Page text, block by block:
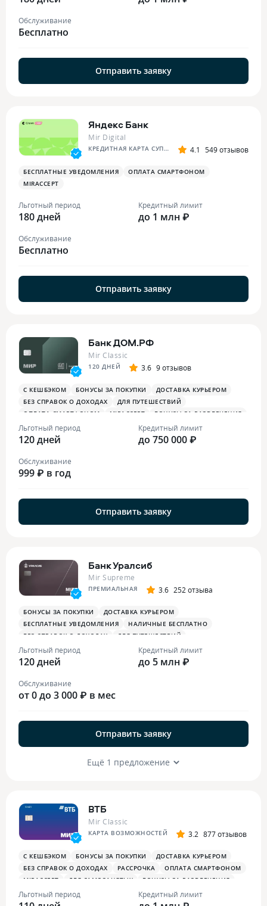
Обслуживание
Бесплатно
Отправить заявку
Яндекс Банк
Mir Digital
КРЕДИТНАЯ КАРТА СУПЕР СПЛИТА 4.1 549 отзывов
БЕСПЛАТНЫЕ УВЕДОМЛЕНИЯ
ОПЛАТА СМАРТФОНОМ
MIRACCEPT
Льготный период
180 дней
Кредитный лимит
до 1 млн ₽
Обслуживание
Бесплатно
Отправить заявку
Банк ДОМ.РФ
Mir Classic
120 ДНЕЙ 3.6 9 отзывов
С КЕШБЭКОМ БОНУСЫ ЗА ПОКУПКИ
ДОСТАВКА КУРЬЕРОМ
БЕЗ СПРАВОК О ДОХОДАХ
ДЛЯ ПУТЕШЕСТВИЙ
ОПЛАТА СМАРТФОНОМ
MIRACCEPT
БОНУСЫ ЗА РАЗВЛЕЧЕНИЯ
БОНУСЫ В РЕСТОРАНАХ
Льготный период
120 дней
Кредитный лимит
до 750 000 ₽
Обслуживание
999 ₽ в год
Отправить заявку
Банк Уралсиб
Mir Supreme
ПРЕМИАЛЬНАЯ 3.6 252 отзыва
БОНУСЫ ЗА ПОКУПКИ
ДОСТАВКА КУРЬЕРОМ
БЕСПЛАТНЫЕ УВЕДОМЛЕНИЯ
НАЛИЧНЫЕ БЕСПЛАТНО
БЕЗ СПРАВОК О ДОХОДАХ
ДЛЯ ПУТЕШЕСТВИЙ
ОПЛАТА СМАРТФОНОМ
MIRACCEPT
БИЗНЕС-ЗАЛЫ
БЕСПЛАТНАЯ ТУРИСТИЧЕСКАЯ СТРАХОВКА
Льготный период
120 дней
Кредитный лимит
до 5 млн ₽
Обслуживание
от 0 до 3 000 ₽ в мес
Отправить заявку
Ещё 1 предложение
ВТБ
Mir Classic
КАРТА ВОЗМОЖНОСТЕЙ 3.2 877 отзывов
С КЕШБЭКОМ БОНУСЫ ЗА ПОКУПКИ
ДОСТАВКА КУРЬЕРОМ
БЕЗ СПРАВОК О ДОХОДАХ
РАССРОЧКА
ОПЛАТА СМАРТФОНОМ
MIRACCEPT
ДЛЯ САМОЗАНЯТЫХ
БОНУСЫ ЗА РАЗВЛЕЧЕНИЯ
ПЛАТЕЖНЫЙ СТИКЕР
Льготный период Кредитный лимит